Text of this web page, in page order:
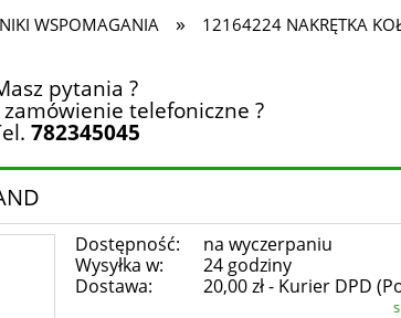
WSPOMAGANIA » 12164224 NAKRĘTKA
pytania ?
zamówienie telefoniczne ?
782345045
Dostępność:
na wyczerpaniu
Wysyłka w:
24 godziny
Dostawa:
20,00 zł- Kurier DPD